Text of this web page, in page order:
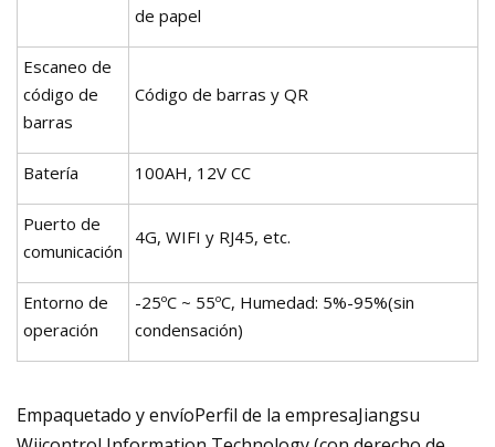
de papel
Escaneo de
código de
barras
Código de barras y QR
Batería 100AH, 12V CC
Puerto de
comunicación
4G, WIFI y RJ45, etc.
Entorno de
operación
-25ºC ~ 55ºC, Humedad: 5%-95%(sin
condensación)
Empaquetado y envíoPerfil de la empresaJiangsu